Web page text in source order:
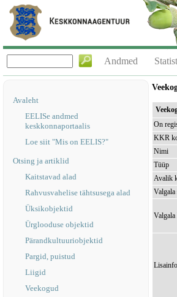
Andmed
Avaleht
EELISe andmed
keskkonnaportaalis
Loe siit "Mis on EELIS?"
Otsing ja artiklid
Kaitstavad alad
Rahvusvahelise tähtsusega alad
Üksikobjektid
Ürglooduse objektid
Pärandkultuuriobjektid
Pargid, puistud
Liigid
Veekogud
On
KKR
Nimi
Tüüp
Avalik
Valgala
Lisainfo